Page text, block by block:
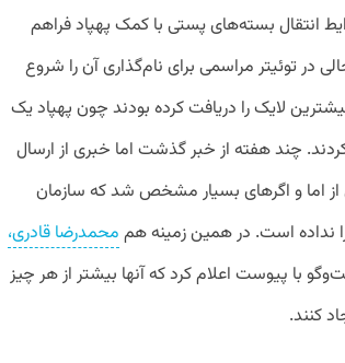
انتقال بسته‌های پستی با کمک پهپاد فراهم
توئیتر مراسمی برای نام‌گذاری آن را شروع
لایک را دریافت کرده بودند چون پهپاد یک
چند هفته از خبر گذشت اما خبری از ارسال
اما و اگرهای بسیار مشخص شد که سازمان
نداده است. در همین زمینه‌ هم محمدرضا قادری،
با پیوست اعلام کرد که آنها بیشتر از هر چیز
کنند.